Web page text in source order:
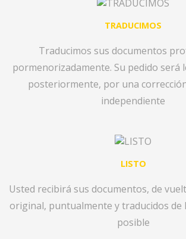
TRADUCIMOS
Traducimos sus documentos
pormenorizadamente. Su pedido será
posteriormente, por una
independiente
LISTO
Usted recibirá sus documentos, de
original, puntualmente y traducidos de
posible